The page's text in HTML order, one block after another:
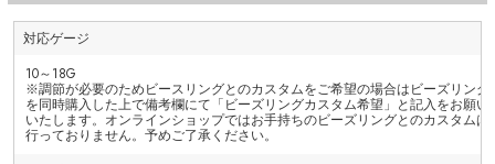
対応ゲージ
10～18G
※調節が必要のためビースリングとのカスタムをご希望の場合はビーズリング
を同時購入した上で備考欄にて「ビーズリングカスタム希望」と記入をお願い
いたします。オンラインショップではお手持ちのビーズリングとのカスタムは
行っておりません。予めご了承ください。